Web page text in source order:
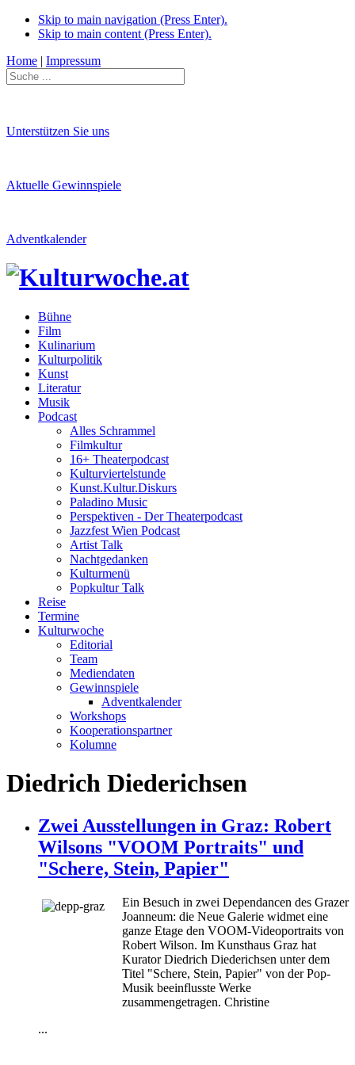
Skip to main navigation (Press Enter).
Skip to main content (Press Enter).
Home | Impressum
Unterstützen Sie uns
Aktuelle Gewinnspiele
Adventkalender
Bühne
Film
Kulinarium
Kulturpolitik
Kunst
Literatur
Musik
Podcast
Alles Schrammel
Filmkultur
16+ Theaterpodcast
Kulturviertelstunde
Kunst.Kultur.Diskurs
Paladino Music
Perspektiven - Der Theaterpodcast
Jazzfest Wien Podcast
Artist Talk
Nachtgedanken
Kulturmenü
Popkultur Talk
Reise
Termine
Kulturwoche
Editorial
Team
Mediendaten
Gewinnspiele
Adventkalender
Workshops
Kooperationspartner
Kolumne
Diedrich Diederichsen
Zwei Ausstellungen in Graz: Robert
Wilsons "VOOM Portraits" und
"Schere, Stein, Papier"
Ein Besuch in zwei Dependancen des Grazer
Joanneum: die Neue Galerie widmet eine
ganze Etage den VOOM-Videoportraits von
Robert Wilson. Im Kunsthaus Graz hat
Kurator Diedrich Diederichsen unter dem
Titel "Schere, Stein, Papier" von der Pop-
Musik beeinflusste Werke
zusammengetragen. Christine
...